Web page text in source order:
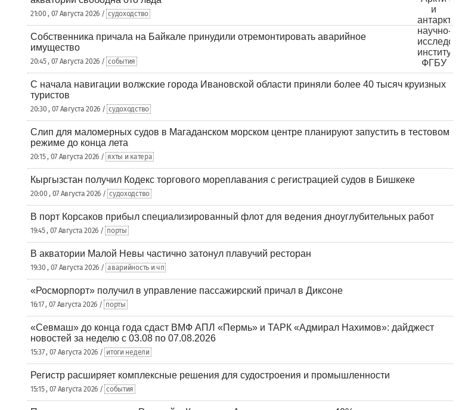
21:00 , 07 Августа 2026 / судоходство
Собственника причала на Байкале принудили отремонтировать аварийное
имущество
20:45 , 07 Августа 2026 / события
С начала навигации волжские города Ивановской области приняли более 40 тысяч круизных
туристов
20:30 , 07 Августа 2026 / судоходство
Слип для маломерных судов в Магаданском морском центре планируют запустить в тестовом
режиме до конца лета
20:15 , 07 Августа 2026 / яхты и катера
Кыргызстан получил Кодекс торгового мореплавания с регистрацией судов в Бишкеке
20:00 , 07 Августа 2026 / судоходство
В порт Корсаков прибыл специализированный флот для ведения дноуглубительных работ
19:45 , 07 Августа 2026 / порты
В акватории Малой Невы частично затонул плавучий ресторан
19:30 , 07 Августа 2026 / аварийность и чп
«Росморпорт» получил в управление пассажирский причал в Диксоне
16:17 , 07 Августа 2026 / порты
«Севмаш» до конца года сдаст ВМФ АПЛ «Пермь» и ТАРК «Адмирал Нахимов»: дайджест
новостей за неделю с 03.08 по 07.08.2026
15:37 , 07 Августа 2026 / итоги недели
Регистр расширяет комплексные решения для судостроения и промышленности
15:15 , 07 Августа 2026 / события